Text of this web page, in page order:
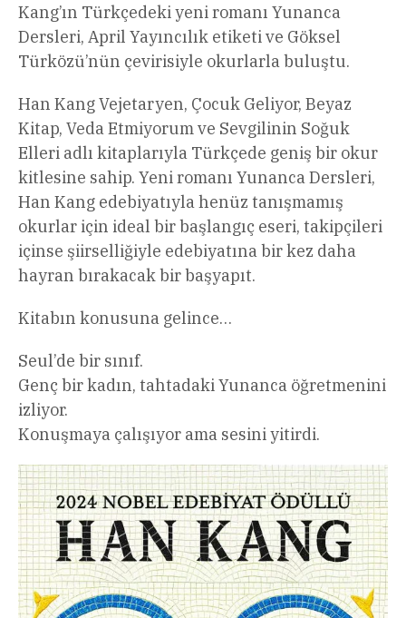
Kang’ın Türkçedeki yeni romanı Yunanca
Dersleri, April Yayıncılık etiketi ve Göksel
Türközü’nün çevirisiyle okurlarla buluştu.
Han Kang Vejetaryen, Çocuk Geliyor, Beyaz
Kitap, Veda Etmiyorum ve Sevgilinin Soğuk
Elleri adlı kitaplarıyla Türkçede geniş bir okur
kitlesine sahip. Yeni romanı Yunanca Dersleri,
Han Kang edebiyatıyla henüz tanışmamış
okurlar için ideal bir başlangıç eseri, takipçileri
içinse şiirselliğiyle edebiyatına bir kez daha
hayran bırakacak bir başyapıt.
Kitabın konusuna gelince…
Seul’de bir sınıf.
Genç bir kadın, tahtadaki Yunanca öğretmenini
izliyor.
Konuşmaya çalışıyor ama sesini yitirdi.